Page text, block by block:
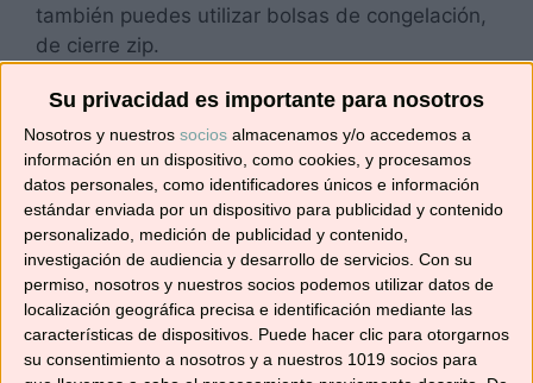
Su privacidad es importante para nosotros
Nosotros y nuestros socios almacenamos y/o accedemos a
información en un dispositivo, como cookies, y procesamos
datos personales, como identificadores únicos e información
estándar enviada por un dispositivo para publicidad y contenido
personalizado, medición de publicidad y contenido,
investigación de audiencia y desarrollo de servicios. Con su
permiso, nosotros y nuestros socios podemos utilizar datos de
localización geográfica precisa e identificación mediante las
características de dispositivos. Puede hacer clic para otorgarnos
su consentimiento a nosotros y a nuestros 1019 socios para
también puedes utilizar bolsas de congelación,
de cierre zip.
Para prepararlas tengo la precaución de
descongelarlas en el frigo y una vez están
listas, enchufo el grill. En una placa tuesto un
poquito el pan; sólo calentarlo, para que se
mantenga blandito. La otra placa la unto con un
poquitín de aceite y pongo unas lonchas de
bacon y las hamburguesas.
Cuando el pan está listo le pongo un poco de
cebolla caramelizada; encima la hamburguesa y